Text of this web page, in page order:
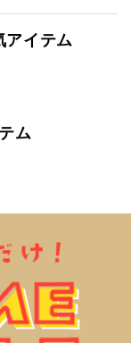
アイテム
ム